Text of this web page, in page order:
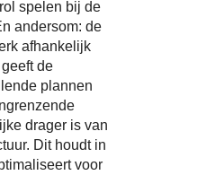
spelen bij de
andersom: de
afhankelijk
de
plannen
drager is van
Dit houdt in
voor